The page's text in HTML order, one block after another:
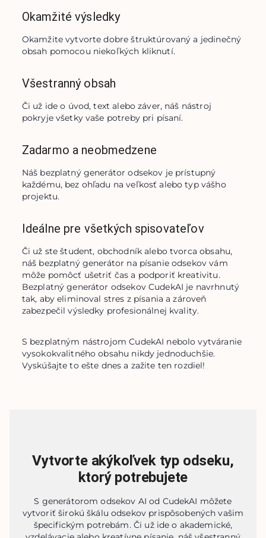
Okamžité výsledky
Okamžite vytvorte dobre štruktúrovaný a jedinečný
obsah pomocou niekoľkých kliknutí.
Všestranný obsah
Či už ide o úvod, text alebo záver, náš nástroj
pokryje všetky vaše potreby pri písaní.
Zadarmo a neobmedzene
Náš bezplatný generátor odsekov je prístupný
každému, bez ohľadu na veľkosť alebo typ vášho
projektu.
Ideálne pre všetkých spisovateľov
Či už ste študent, obchodník alebo tvorca obsahu,
náš bezplatný generátor na písanie odsekov vám
môže pomôcť ušetriť čas a podporiť kreativitu.
Bezplatný generátor odsekov CudekAI je navrhnutý
tak, aby eliminoval stres z písania a zároveň
zabezpečil výsledky profesionálnej kvality.
S bezplatným nástrojom CudekAI nebolo vytváranie
vysokokvalitného obsahu nikdy jednoduchšie.
Vyskúšajte to ešte dnes a zažite ten rozdiel!
Vytvorte akýkoľvek typ odseku,
ktorý potrebujete
S generátorom odsekov AI od CudekAI môžete
vytvoriť širokú škálu odsekov prispôsobených vašim
špecifickým potrebám. Či už ide o akademické,